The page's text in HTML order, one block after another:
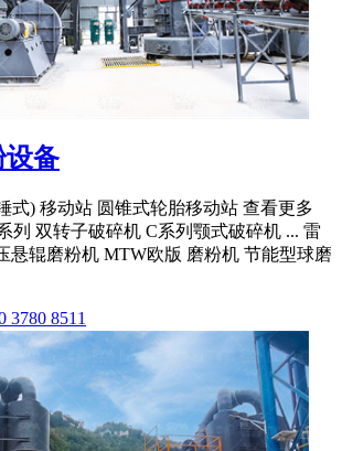
设备
式) 移动站 圆锥式轮胎移动站 查看更多
列 双转子破碎机 C系列颚式破碎机 ... 雷
悬辊磨粉机 MTW欧版 磨粉机 节能型球磨
3780 8511